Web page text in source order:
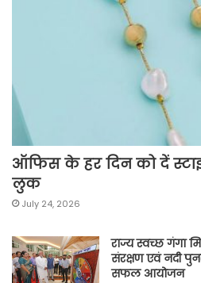
ऑफिस के हर दिन को दें
लुक
July 24, 2026
राज्य स्वच्छ गंगा
संरक्षण एवं नदी
सफल आयोजन